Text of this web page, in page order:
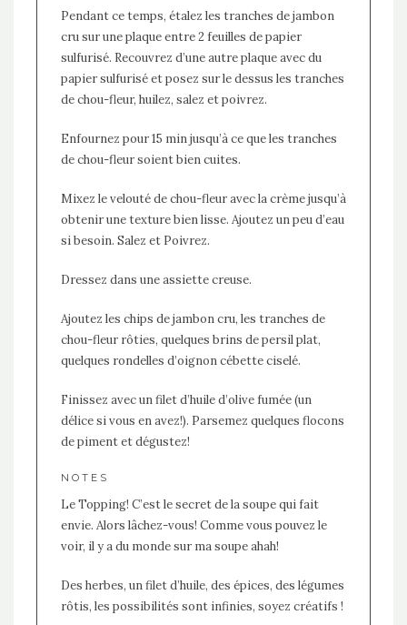
Pendant ce temps, étalez les tranches de jambon
cru sur une plaque entre 2 feuilles de papier
sulfurisé. Recouvrez d’une autre plaque avec du
papier sulfurisé et posez sur le dessus les tranches
de chou-fleur, huilez, salez et poivrez.
Enfournez pour 15 min jusqu’à ce que les tranches
de chou-fleur soient bien cuites.
Mixez le velouté de chou-fleur avec la crème jusqu’à
obtenir une texture bien lisse. Ajoutez un peu d’eau
si besoin. Salez et Poivrez.
Dressez dans une assiette creuse.
Ajoutez les chips de jambon cru, les tranches de
chou-fleur rôties, quelques brins de persil plat,
quelques rondelles d’oignon cébette ciselé.
Finissez avec un filet d’huile d’olive fumée (un
délice si vous en avez!). Parsemez quelques flocons
de piment et dégustez!
NOTES
Le Topping! C’est le secret de la soupe qui fait
envie. Alors lâchez-vous! Comme vous pouvez le
voir, il y a du monde sur ma soupe ahah!
Des herbes, un filet d’huile, des épices, des légumes
rôtis, les possibilités sont infinies, soyez créatifs !